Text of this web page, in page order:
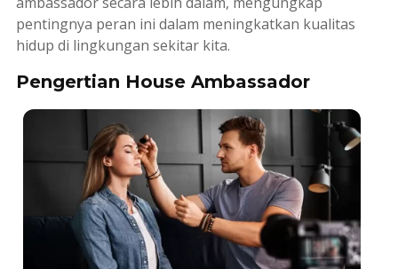
pentingnya peran ini dalam meningkatkan kualitas
hidup di lingkungan sekitar kita.
Pengertian House Ambassador